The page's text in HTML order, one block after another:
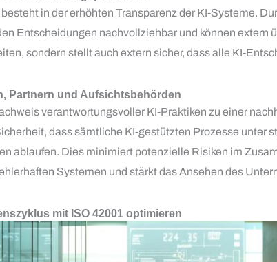
in der erhöhten Transparenz der KI-Systeme.
Entscheidungen nachvollziehbar und können extern
sondern stellt auch extern sicher, dass alle KI-
Partnern und Aufsichtsbehörden
verantwortungsvoller KI-Praktiken zu einer
dass sämtliche KI-gestützten Prozesse unter
ablaufen. Dies minimiert potenzielle Risiken im
Systemen und stärkt das Ansehen des
mit ISO 42001 optimieren